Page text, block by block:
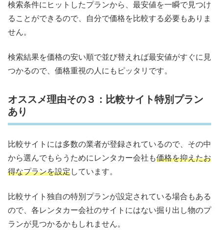
検索条件にヒットしたプランから、最安値を一瞬で見つけ
ることができるので、自分で価格を比較する必要もありま
せん。
検索結果を価格の安い順で並び替えれば最安値がすぐに見
つかるので、価格重視の人にもピッタリです。
オススメ理由その３：比較サイト特別プラン
あり
比較サイトには多数の業者が登録されているので、その中
から選んでもらうためにレンタカー会社も価格を抑えたお
得なプランを設定しています。
比較サイト独自の特別プランが設定されている場合もある
ので、各レンタカー会社のサイトにはない掘り出し物のプ
ランが見つかるかもしれません。